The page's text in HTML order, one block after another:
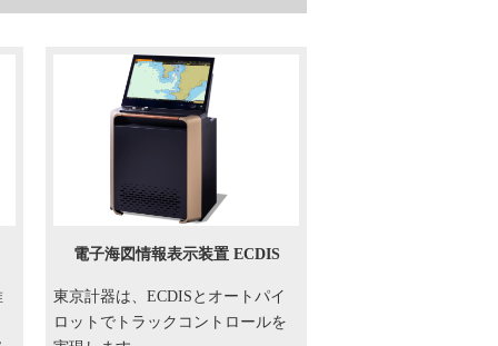
電子海図情報表示装置 ECDIS
東京計器は、ECDISとオートパイ
ロットでトラックコントロールを